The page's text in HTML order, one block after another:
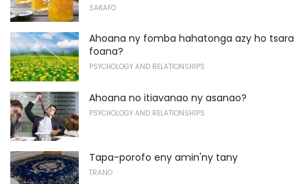
SAKAFO
Ahoana ny fomba hahatonga azy ho tsara
foana?
PSYCHOLOGY AND RELATIONSHIPS
Ahoana no itiavanao ny asanao?
PSYCHOLOGY AND RELATIONSHIPS
Tapa-porofo eny amin'ny tany
TRANO